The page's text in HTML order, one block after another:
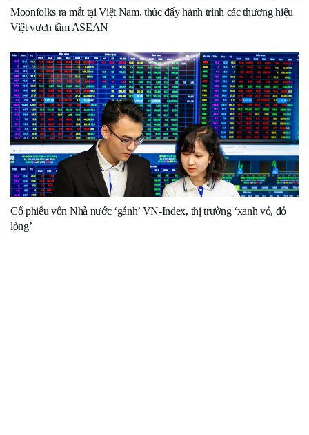
Moonfolks ra mắt tại Việt Nam, thúc đẩy hành trình các thương hiệu
Việt vươn tầm ASEAN
Cổ phiếu vốn Nhà nước ‘gánh’ VN-Index, thị trường ‘xanh vỏ, đỏ
lòng’